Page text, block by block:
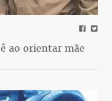
ao orientar mãe